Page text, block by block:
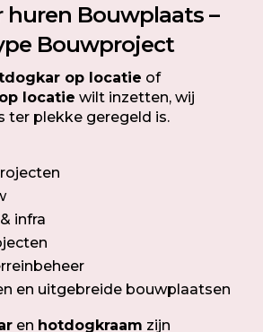
huren Bouwplaats –
Bouwproject
op locatie of
locatie wilt inzetten, wij
ter plekke geregeld is.
infra
en uitgebreide bouwplaatsen
en hotdogkraam zijn